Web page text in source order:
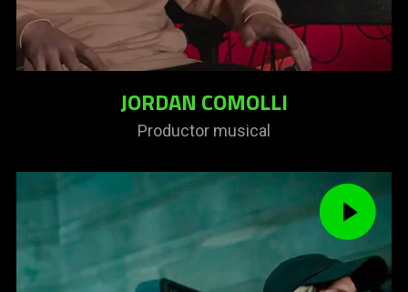
JORDAN COMOLLI
Productor musical